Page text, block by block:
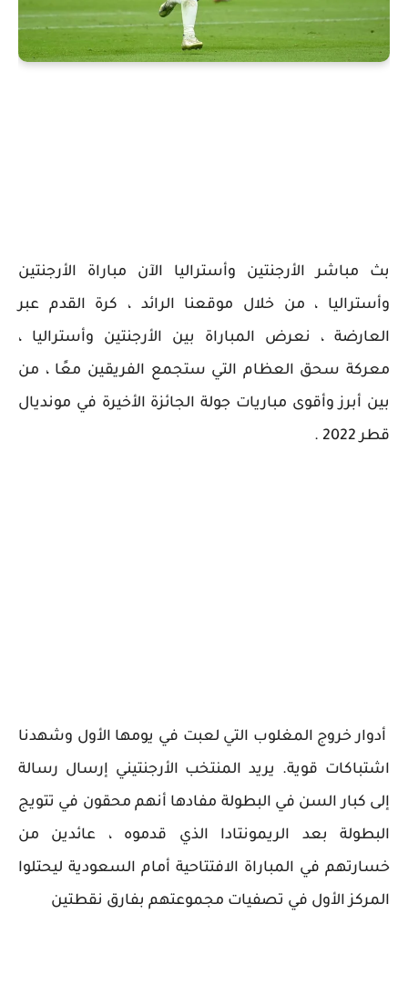
بث مباشر الأرجنتين وأستراليا الآن مباراة الأرجنتين
وأستراليا ، من خلال موقعنا الرائد ، كرة القدم عبر
العارضة ، نعرض المباراة بين الأرجنتين وأستراليا ،
معركة سحق العظام التي ستجمع الفريقين معًا ، من
بين أبرز وأقوى مباريات جولة الجائزة الأخيرة في مونديال
قطر 2022 .
أدوار خروج المغلوب التي لعبت في يومها الأول وشهدنا
اشتباكات قوية. يريد المنتخب الأرجنتيني إرسال رسالة
إلى كبار السن في البطولة مفادها أنهم محقون في تتويج
البطولة بعد الريمونتادا الذي قدموه ، عائدين من
خسارتهم في المباراة الافتتاحية أمام السعودية ليحتلوا
المركز الأول في تصفيات مجموعتهم بفارق نقطتين